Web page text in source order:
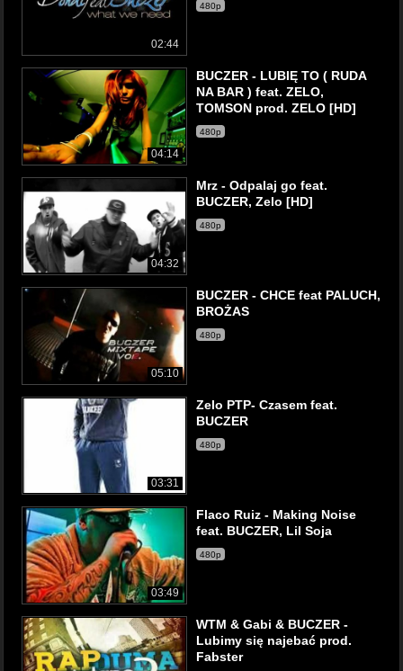
02:44
480p
04:14
BUCZER - LUBIĘ TO ( RUDA
NA BAR ) feat. ZELO,
TOMSON prod. ZELO [HD]
480p
04:32
Mrz - Odpalaj go feat.
BUCZER, Zelo [HD]
480p
05:10
BUCZER - CHCE feat PALUCH,
BROŻAS
480p
03:31
Zelo PTP- Czasem feat.
BUCZER
480p
03:49
Flaco Ruiz - Making Noise
feat. BUCZER, Lil Soja
480p
WTM & Gabi & BUCZER -
Lubimy się najebać prod.
Fabster